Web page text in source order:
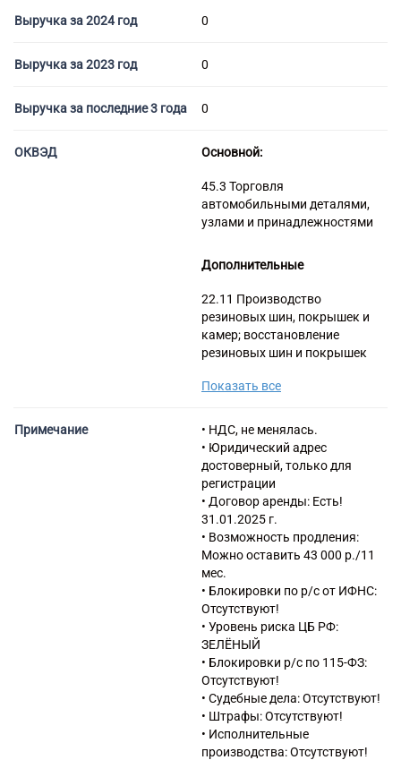
Выручка за 2024 год 0
Выручка за 2023 год 0
Выручка за последние 3 года 0
ОКВЭД Основной:
45.3 Торговля
автомобильными деталями,
узлами и принадлежностями
Дополнительные
22.11 Производство
резиновых шин, покрышек и
камер; восстановление
резиновых шин и покрышек
обслуживание и ремонт
45.31.1 Торговля оптовая
автомобильными деталями,
узлами и принадлежностями,
кроме деятельности агентов
45.31.2 Деятельность агентов
по оптовой торговле
автомобильными деталями,
узлами и принадлежностями
45.32 Торговля розничная
автомобильными деталями,
узлами и принадлежностями
46.18 Деятельность агентов,
специализирующихся на
оптовой торговле прочими
отдельными видами товаров
47.30 Торговля розничная
моторным топливом в
специализированных
магазинах
Показать все
Примечание
• НДС, не менялась.
• Юридический адрес
достоверный, только для
регистрации
• Договор аренды: Есть!
31.01.2025 г.
• Возможность продления:
Можно оставить 43 000 р./11
мес.
• Блокировки по р/с от ИФНС:
Отсутствуют!
• Уровень риска ЦБ РФ:
ЗЕЛЁНЫЙ
• Блокировки р/с по 115-ФЗ:
Отсутствуют!
• Судебные дела: Отсутствуют!
• Штрафы: Отсутствуют!
• Исполнительные
производства: Отсутствуют!